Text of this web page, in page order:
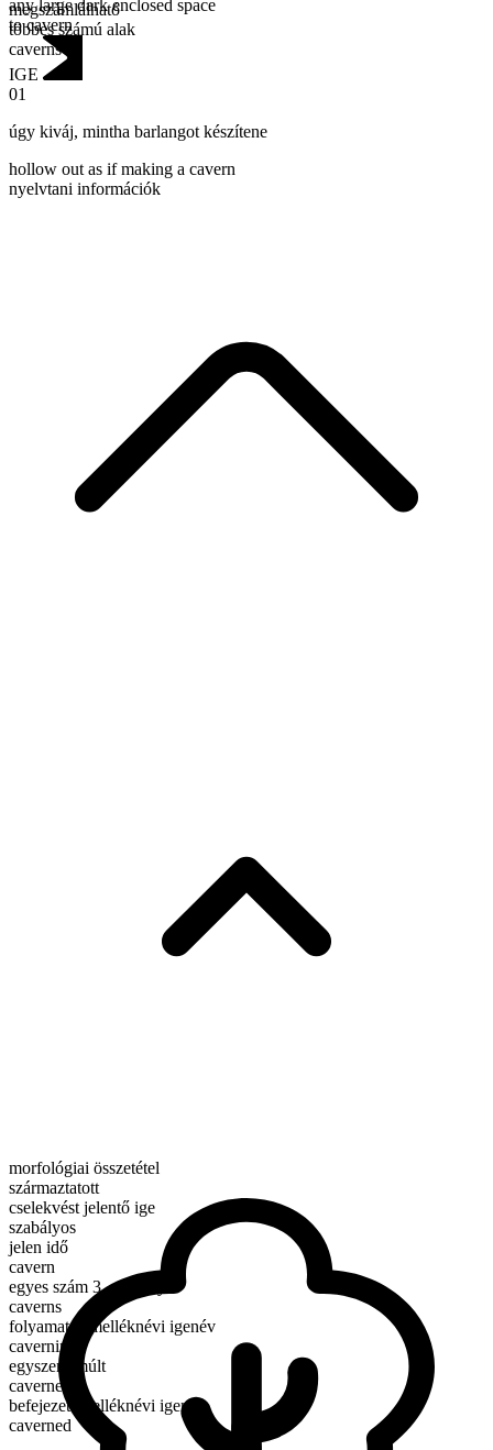
megszámlálható
többes számú alak
caverns
any large dark enclosed space
to cavern
IGE
01
úgy kiváj, mintha barlangot készítene
hollow out as if making a cavern
nyelvtani információk
morfológiai összetétel
származtatott
cselekvést jelentő ige
szabályos
jelen idő
cavern
egyes szám 3. személy
caverns
folyamatos melléknévi igenév
caverning
egyszerű múlt
caverned
befejezett melléknévi igenév
caverned